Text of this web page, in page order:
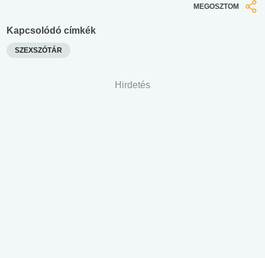
MEGOSZTOM
Kapcsolódó címkék
SZEXSZÓTÁR
Hirdetés